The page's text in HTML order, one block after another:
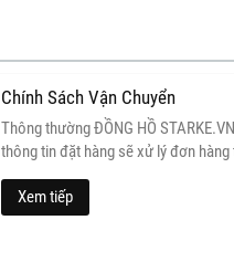
Chính Sách Vận Chuyển
Thông thường ĐỒNG HỒ
thông tin đặt hàng sẽ xử lý đơn
phản hồi lại thông tin cho khách hàng
giao nhận. Thời gian giao hàng
ngày kể từ ngày chốt đơn hàng hoặc
Xem tiếp